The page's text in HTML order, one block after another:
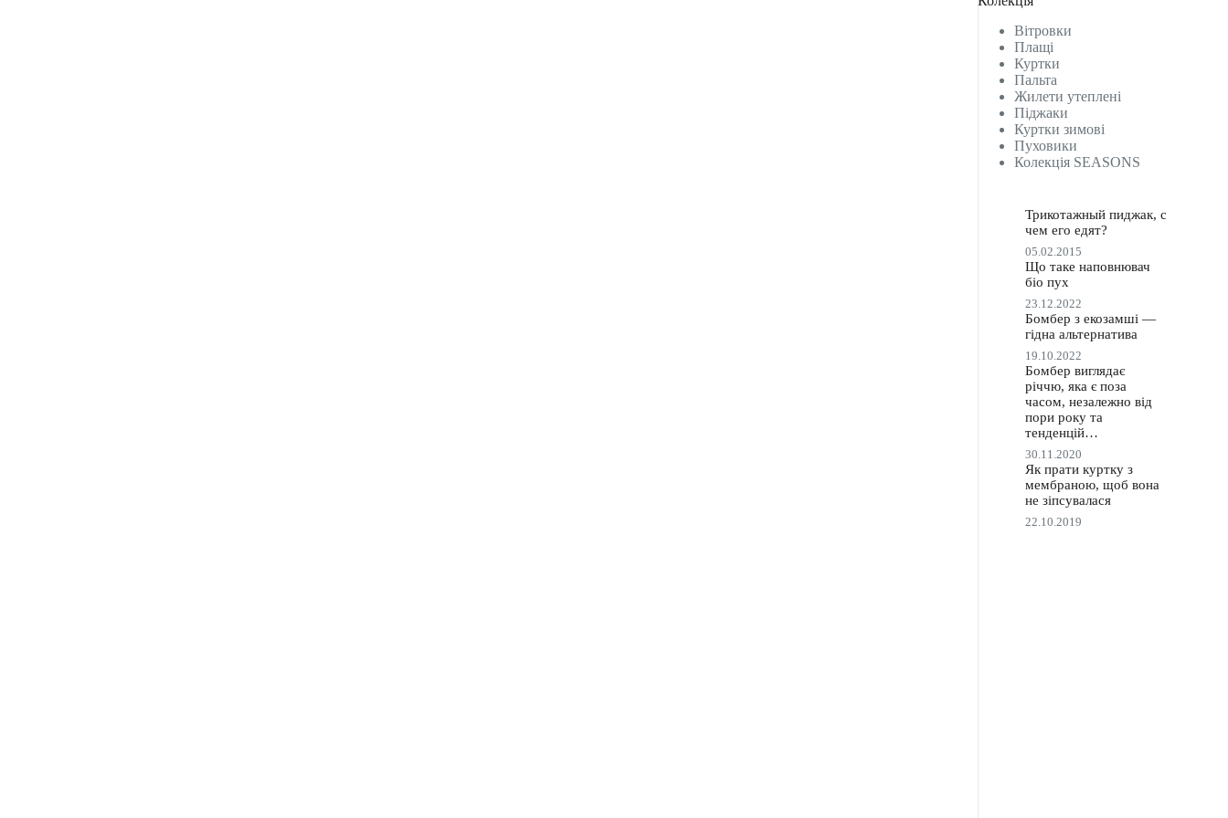
Вітровки
Плащі
Куртки
Пальта
Жилети утеплені
Піджаки
Куртки зимові
Пуховики
Колекція SEASONS
Трикотажный пиджак, с
чем его едят?
05.02.2015
Що таке наповнювач
біо пух
23.12.2022
Бомбер з екозамші —
гідна альтернатива
19.10.2022
Бомбер виглядає
річчю, яка є поза
часом, незалежно від
пори року та
тенденцій…
30.11.2020
Як прати куртку з
мембраною, щоб вона
не зіпсувалася
22.10.2019